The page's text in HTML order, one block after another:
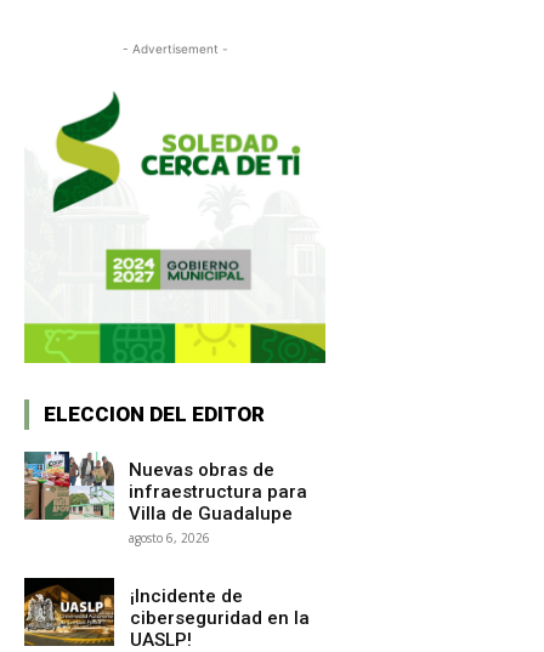
- Advertisement -
ELECCION DEL EDITOR
Nuevas obras de
infraestructura para
Villa de Guadalupe
agosto 6, 2026
¡Incidente de
ciberseguridad en la
UASLP!